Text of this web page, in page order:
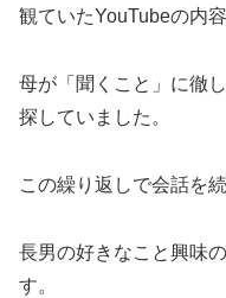
観ていたYouTubeの内
母が「聞くこと」に徹
探していました。
この繰り返しで会話を
長男の好きなこと興味
す。